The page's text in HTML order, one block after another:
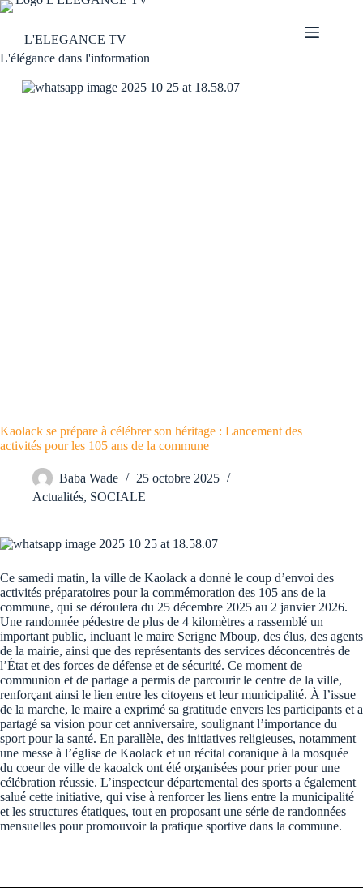
L'ELEGANCE TV
L'élégance dans l'information
Kaolack se prépare à célébrer son héritage : Lancement des
activités pour les 105 ans de la commune
Baba Wade
25 octobre 2025
Actualités, SOCIALE
Ce samedi matin, la ville de Kaolack a donné le coup d’envoi des
activités préparatoires pour la commémoration des 105 ans de la
commune, qui se déroulera du 25 décembre 2025 au 2 janvier 2026.
Une randonnée pédestre de plus de 4 kilomètres a rassemblé un
important public, incluant le maire Serigne Mboup, des élus, des agents
de la mairie, ainsi que des représentants des services déconcentrés de
l’État et des forces de défense et de sécurité. Ce moment de
communion et de partage a permis de parcourir le centre de la ville,
renforçant ainsi le lien entre les citoyens et leur municipalité. À l’issue
de la marche, le maire a exprimé sa gratitude envers les participants et a
partagé sa vision pour cet anniversaire, soulignant l’importance du
sport pour la santé. En parallèle, des initiatives religieuses, notamment
une messe à l’église de Kaolack et un récital coranique à la mosquée
du coeur de ville de kaoalck ont été organisées pour prier pour une
célébration réussie. L’inspecteur départemental des sports a également
salué cette initiative, qui vise à renforcer les liens entre la municipalité
et les structures étatiques, tout en proposant une série de randonnées
mensuelles pour promouvoir la pratique sportive dans la commune.